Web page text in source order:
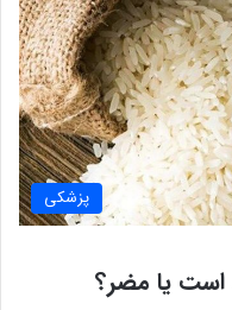
پزشکی
است یا مضر؟